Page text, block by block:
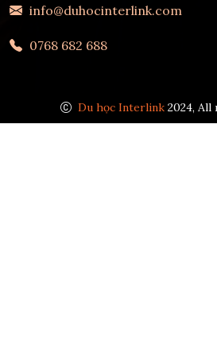
info@duhocinterlink.com
0768 682 688
Du học Interlink 2024,